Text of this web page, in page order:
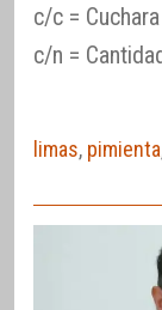
c/c =
c/n =
limas, pimienta